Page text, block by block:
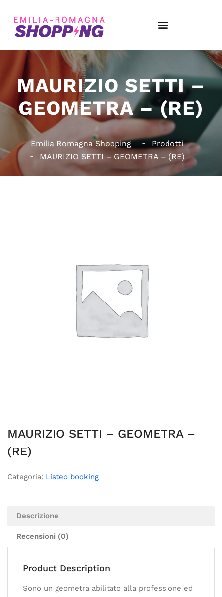
MAURIZIO SETTI –
GEOMETRA – (RE)
Emilia Romagna Shopping
Prodotti
MAURIZIO SETTI – GEOMETRA – (RE)
MAURIZIO SETTI – GEOMETRA –
(RE)
Categoria: Listeo booking
Descrizione
Recensioni (0)
Product Description
Sono un geometra abilitato alla professione ed